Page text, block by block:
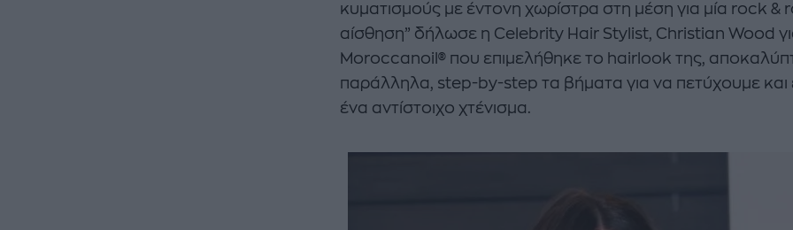
κυματισμούς με έντονη χωρίστρα στη μέση για μία rock &
αίσθηση” δήλωσε η Celebrity Hair Stylist, Christian Wood
Moroccanoil® που επιμελήθηκε το hairlook της,
παράλληλα, step-by-step τα βήματα για να πετύχουμε και
ένα αντίστοιχο χτένισμα.